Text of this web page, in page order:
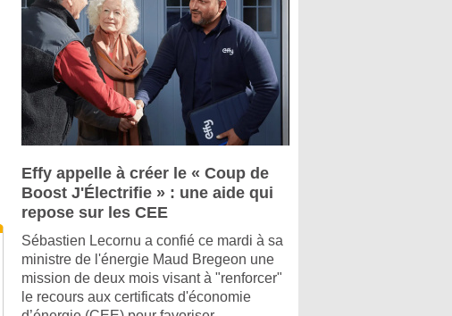
Effy appelle à créer le « Coup de
Boost J'Électrifie » : une aide qui
repose sur les CEE
Sébastien Lecornu a confié ce mardi à sa
ministre de l'énergie Maud Bregeon une
mission de deux mois visant à "renforcer"
le recours aux certificats d'économie